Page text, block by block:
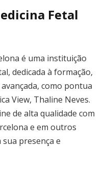
Fetal
é uma instituição
dedicada à formação,
como pontua
View, Thaline Neves.
de alta qualidade com
e em outros
presença e